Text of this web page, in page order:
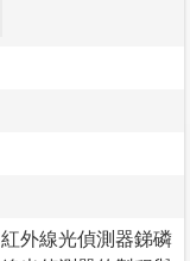
外線光偵測器銻磷